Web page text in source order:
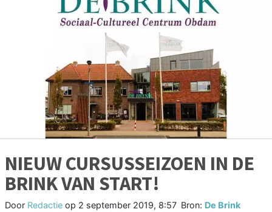
NIEUW CURSUSSEIZOEN IN DE
BRINK VAN START!
Door Redactie op 2 september 2019, 8:57 Bron: De Brink